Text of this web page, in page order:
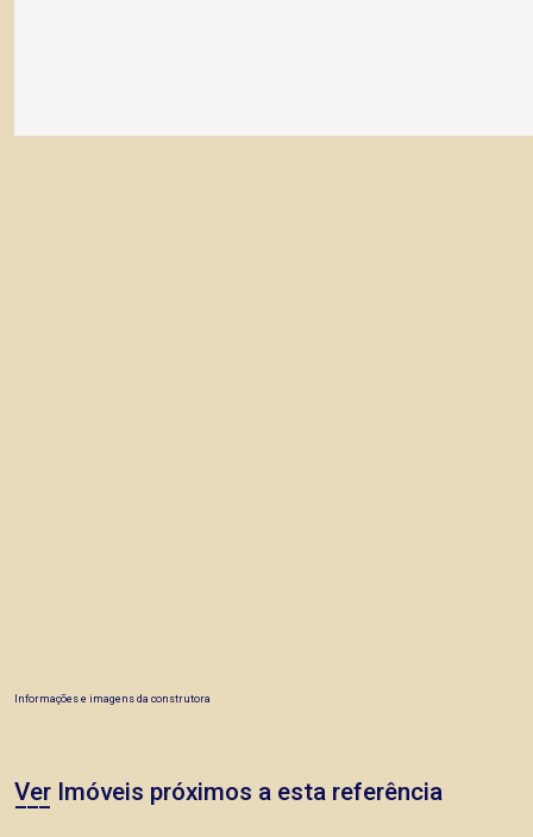
Informações e imagens da construtora
Ver Imóveis próximos a esta referência